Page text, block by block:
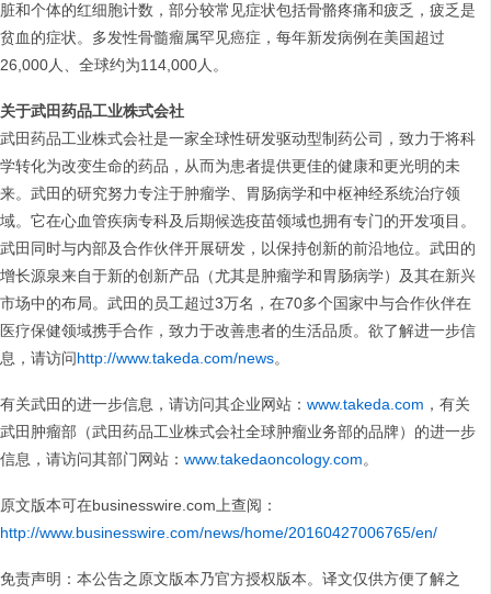
脏和个体的红细胞计数，部分较常见症状包括骨骼疼痛和疲乏，疲乏是
贫血的症状。多发性骨髓瘤属罕见癌症，每年新发病例在美国超过
26,000人、全球约为114,000人。
关于武田药品工业株式会社
武田药品工业株式会社是一家全球性研发驱动型制药公司，致力于将科
学转化为改变生命的药品，从而为患者提供更佳的健康和更光明的未
来。武田的研究努力专注于肿瘤学、胃肠病学和中枢神经系统治疗领
域。它在心血管疾病专科及后期候选疫苗领域也拥有专门的开发项目。
武田同时与内部及合作伙伴开展研发，以保持创新的前沿地位。武田的
增长源泉来自于新的创新产品（尤其是肿瘤学和胃肠病学）及其在新兴
市场中的布局。武田的员工超过3万名，在70多个国家中与合作伙伴在
医疗保健领域携手合作，致力于改善患者的生活品质。欲了解进一步信
息，请访问http://www.takeda.com/news。
有关武田的进一步信息，请访问其企业网站： www.takeda.com ，有关
武田肿瘤部（武田药品工业株式会社全球肿瘤业务部的品牌）的进一步
信息，请访问其部门网站： www.takedaoncology.com。
原文版本可在businesswire.com上查阅：
http://www.businesswire.com/news/home/20160427006765/en/
免责声明：本公告之原文版本乃官方授权版本。译文仅供方便了解之